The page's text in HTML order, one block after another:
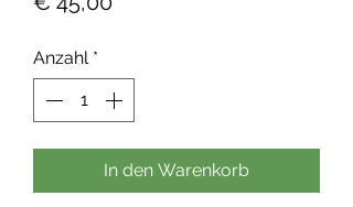
Anzahl *
In den Warenkorb